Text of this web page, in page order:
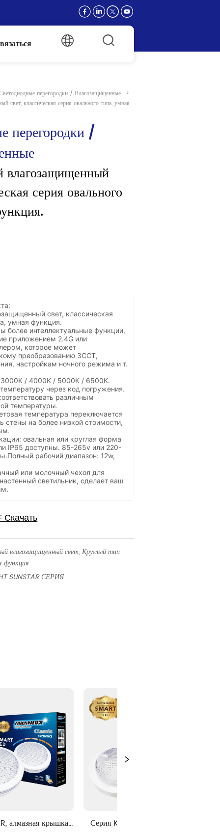
перегородки / Влагозащищенные
>
свет, классическая серия овального типа, умная
перегородки /
влагозащищенный
серия овального
свет, классическая
умная функция.
более интеллектуальные функции,
приложением 2.4G или
которое может
преобразованию 3CCT,
настройкам ночного режима и т.
3000K / 4000K / 5000K / 6500K.
через код погружения.
различным
температуры.
температура переключается
стены на более низкой стоимости,
овальная или круглая форма
IP65 доступны. 85-265v или 220-
рабочий диапазон: 12w,
или молочный чехол для
светильник, сделает ваш
влагозащищенный свет, Круглый тип
функция
SUNSTAR СЕРИЯ
Серия KNSTAR, Crytal Cover,